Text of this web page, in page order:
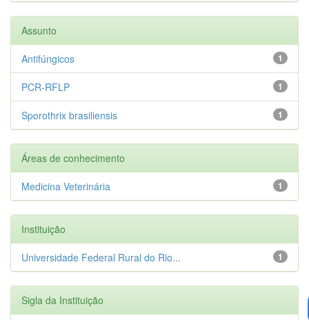
Assunto
1
Antifúngicos
1
PCR-RFLP
1
Sporothrix brasiliensis
Áreas de conhecimento
1
Medicina Veterinária
Instituição
1
Universidade Federal Rural do Rio...
Sigla da Instituição